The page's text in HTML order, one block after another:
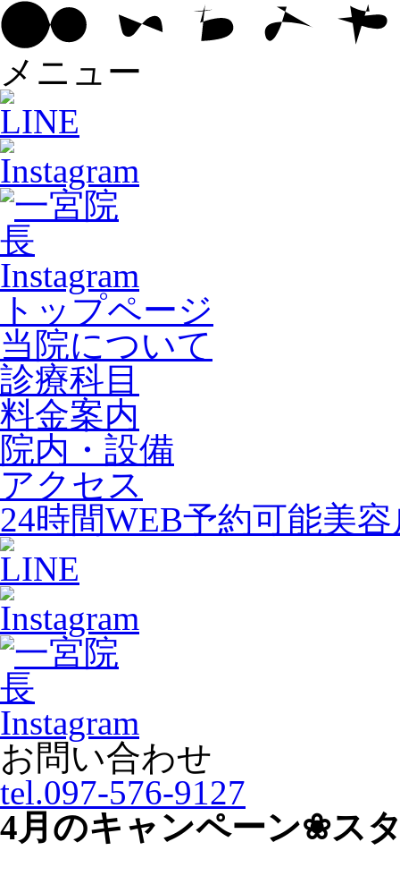
メニュー
トップページ
当院について
診療科目
料金案内
院内・設備
アクセス
24時間WEB予約可能美
お問い合わせ
tel.097-576-9127
4月のキャンペーン❀ス